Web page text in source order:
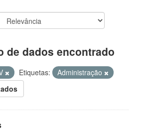
de dados encontrado
Etiquetas:
Administração